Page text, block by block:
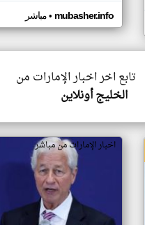
مباشر• mubasher.info
تابع اخر اخبار الإمارات من
الخليج أونلاين
اخبار الإمارات من مباشر